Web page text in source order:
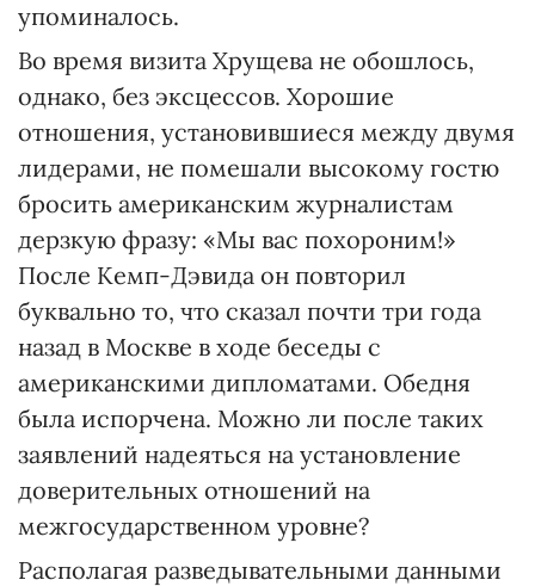
упоминалось.
Во время визита Хрущева не обошлось,
однако, без эксцессов. Хорошие
отношения, установившиеся между двумя
лидерами, не помешали высокому гостю
бросить американским журналистам
дерзкую фразу: «Мы вас похороним!»
После Кемп-Дэвида он повторил
буквально то, что сказал почти три года
назад в Москве в ходе беседы с
американскими дипломатами. Обедня
была испорчена. Можно ли после таких
заявлений надеяться на установление
доверительных отношений на
межгосударственном уровне?
Располагая разведывательными данными